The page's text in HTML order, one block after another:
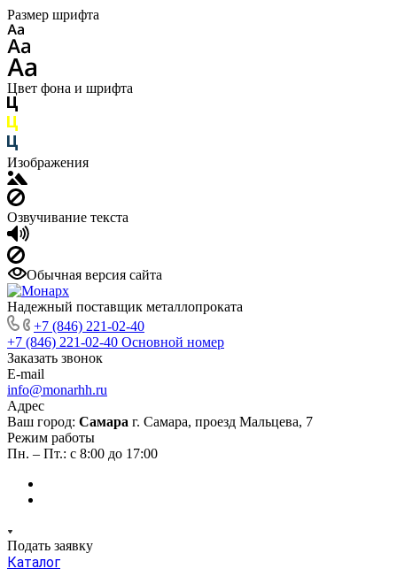
Размер шрифта
Цвет фона и шрифта
Изображения
Озвучивание текста
Обычная версия сайта
Надежный поставщик металлопроката
+7 (846) 221-02-40
+7 (846) 221-02-40 Основной номер
Заказать звонок
E-mail
info@monarhh.ru
Адрес
Ваш город: Самара г. Самара, проезд Мальцева, 7
Режим работы
Пн. – Пт.: с 8:00 до 17:00
Подать заявку
Каталог